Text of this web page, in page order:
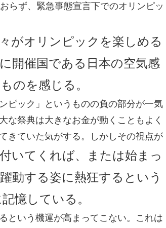
らず、緊急事態宣言下でのオリンピッ
がオリンピックを楽しめる
開催国である日本の空気感
のを感じる。
ピック」というものの負の部分が一気
な祭典は大きなお金が動くこともよく
きていた気がする。しかしその視点が
いてくれば、または始まっ
動する姿に熱狂するという
憶している。
という機運が高まってこない。これは